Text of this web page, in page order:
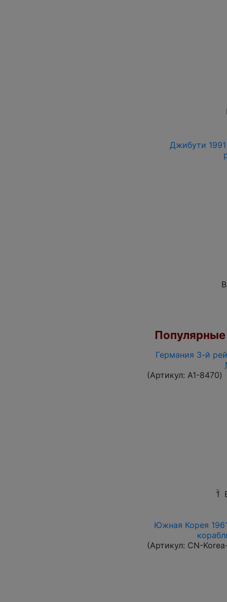
Джибути
Германия 3-й
(Артикул: A1-8470)
1
Южная Корея
(Артикул: CN-